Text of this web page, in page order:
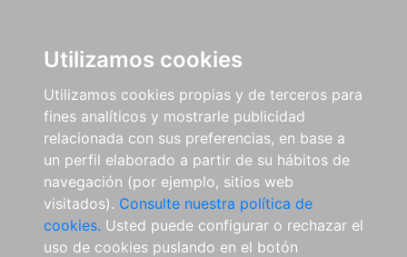
Utilizamos cookies
Utilizamos cookies propias y de terceros para
fines analíticos y mostrarle publicidad
relacionada con sus preferencias, en base a
un perfil elaborado a partir de su hábitos de
navegación (por ejemplo, sitios web
visitados). Consulte nuestra política de
cookies. Usted puede configurar o rechazar el
uso de cookies puslando en el botón